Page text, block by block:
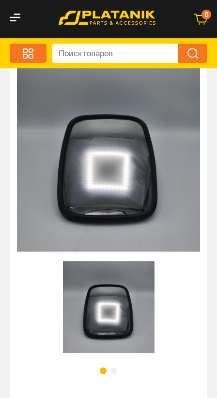
0
Меню
Акционные предложения
Автохимия и уход
Оптика и светотехника
Брызговики
Запчасти кузова и зеркала
Малый коммерческий транспорт
Маркировочные знаки и светоотражатели
Пневматические соединения
Инструменты
Автономное отопление и
кондиционировани
Стяжные ремни и тросы